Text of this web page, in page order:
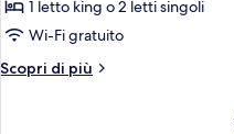
Signature
Signature)
1 letto king o 2 letti singoli
Wi-Fi gratuito
Scopri di più
Altri